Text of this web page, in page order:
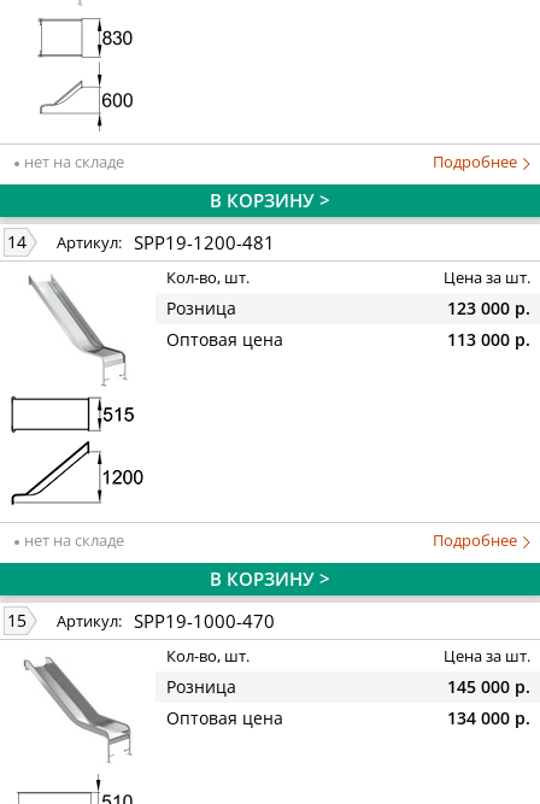
нет на складе Подробнее
В КОРЗИНУ >
14 Артикул: SPP19-1200-481
Кол-во, шт. Цена за шт.
Розница
123 000 р.
Оптовая цена
113 000 р.
нет на складе Подробнее
В КОРЗИНУ >
15 Артикул: SPP19-1000-470
Кол-во, шт. Цена за шт.
Розница
145 000 р.
Оптовая цена
134 000 р.